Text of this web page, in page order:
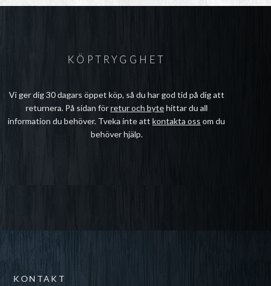
KÖPTRYGGHET
Vi ger dig 30 dagars öppet köp, så du har god tid på dig att
returnera. På sidan förretur och bytehittar du all
information du behöver. Tveka inte attkontakta oss om du
behöver hjälp.
KONTAKT